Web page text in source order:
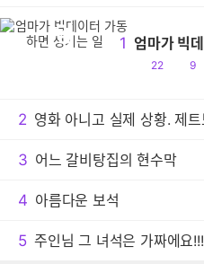
1 엄마가 빅
공
22
댓
9
엄
2
3 어느 갈비탕집의 현수막
4 아름다운 보석
5 주인님 그 녀석은 가짜에요!!!